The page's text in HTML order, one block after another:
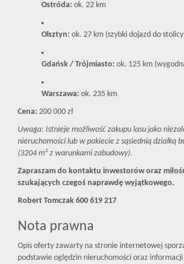
Ostróda: ok. 22 km
Olsztyn: ok. 27 km (szybki dojazd do
Gdańsk / Trójmiasto: ok. 125 km
Warszawa: ok. 235 km
Cena: 200 000 zł
Uwaga: Istnieje możliwość zakupu lasu jako
nieruchomości lub w pakiecie z sąsiednią działką
(3204 m² z warunkami zabudowy).
Zapraszam do kontaktu inwestorów oraz
szukających czegoś naprawdę wyjątkowego.
Robert Tomczak 600 619 217
Nota prawna
Opis oferty zawarty na stronie internetowej
podstawie oględzin nieruchomości oraz informacji